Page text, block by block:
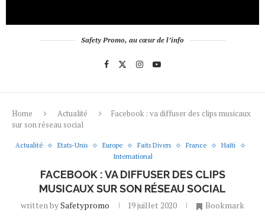
Safety Promo, au cœur de l’info
Home Actualité
Facebook : va diffuser des clips musicaux
sur son réseau social
Actualité Etats-Unis Europe Faits Divers France
Haïti
International
FACEBOOK : VA DIFFUSER DES CLIPS
MUSICAUX SUR SON RÉSEAU SOCIAL
written bySafetypromo 19 juillet 2020 Bookmark